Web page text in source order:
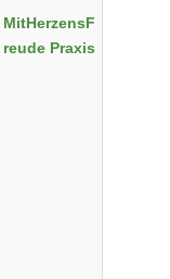
MitHerzensF
reude Praxis